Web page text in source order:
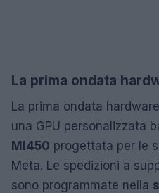
La prima ondata
La prima ondata
una GPU personalizzata
MI450 progettata per le
Meta. Le spedizioni a
sono programmate nella